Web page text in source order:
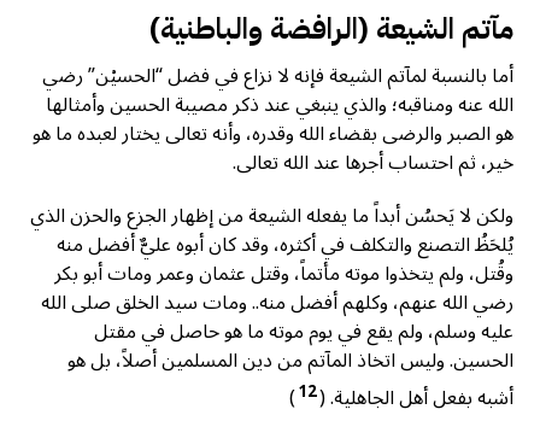
مآتم الشيعة (الرافضة والباطنية)
أما بالنسبة لمآتم الشيعة فإنه لا نزاع في فضل “الحسيْن” رضي
الله عنه ومناقبه؛ والذي ينبغي عند ذكر مصيبة الحسين وأمثالها
هو الصبر والرضى بقضاء الله وقدره، وأنه تعالى يختار لعبده ما هو
خير، ثم احتساب أجرها عند الله تعالى.
ولكن لا يَحسُن أبداً ما يفعله الشيعة من إظهار الجزع والحزن الذي
يُلحَظُ التصنع والتكلف في أكثره، وقد كان أبوه عليٌّ أفضل منه
وقُتل، ولم يتخذوا موته مأتماً، وقتل عثمان وعمر ومات أبو بكر
رضي الله عنهم، وكلهم أفضل منه.. ومات سيد الخلق صلى الله
عليه وسلم، ولم يقع في يوم موته ما هو حاصل في مقتل
الحسين. وليس اتخاذ المآتم من دين المسلمين أصلاً، بل هو
أشبه بفعل أهل الجاهلية. (12
)